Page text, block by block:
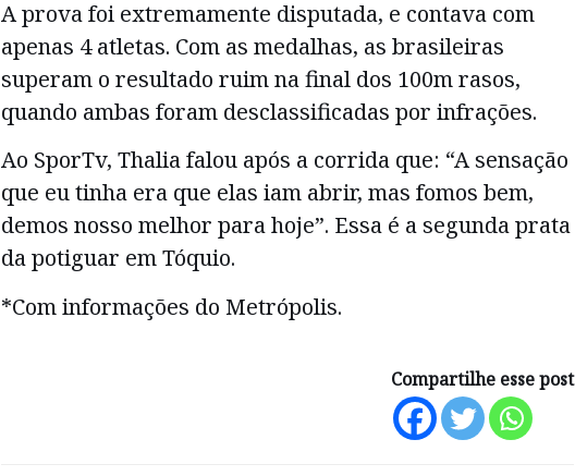
A prova foi extremamente disputada, e contava com
apenas 4 atletas. Com as medalhas, as brasileiras
superam o resultado ruim na final dos 100m rasos,
quando ambas foram desclassificadas por infrações.
Ao SporTv, Thalia falou após a corrida que: “A sensação
que eu tinha era que elas iam abrir, mas fomos bem,
demos nosso melhor para hoje”. Essa é a segunda prata
da potiguar em Tóquio.
*Com informações do Metrópolis.
Compartilhe esse post